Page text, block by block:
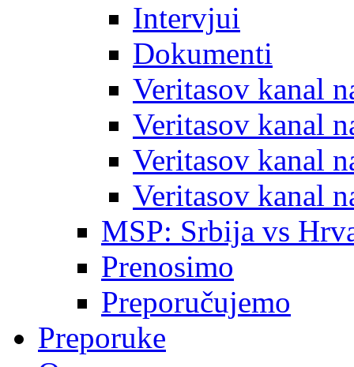
Intervjui
Dokumenti
Veritasov kanal
Veritasov kanal
Veritasov kanal
Veritasov kanal
MSP: Srbija vs
Prenosimo
Preporučujemo
Preporuke